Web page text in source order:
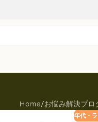
Home/お悩み解決ブロ
年代・